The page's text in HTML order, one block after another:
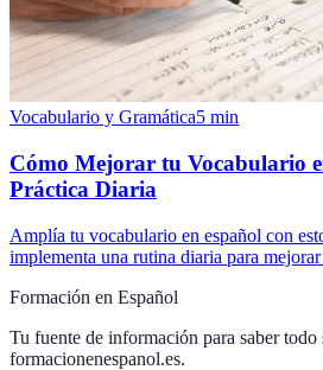
Vocabulario y Gramática5 min
Cómo Mejorar tu Vocabulario
Práctica Diaria
Amplía tu vocabulario en español con
implementa una rutina diaria para
Formación en Español
Tu fuente de información para saber todo
formacionenespanol.es.